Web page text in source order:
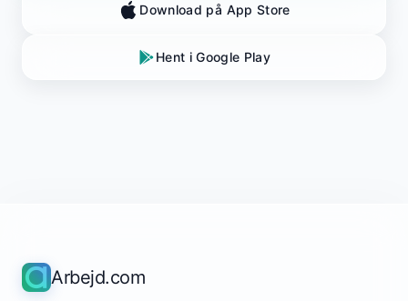
Download på App Store
Hent i Google Play
Arbejd.com